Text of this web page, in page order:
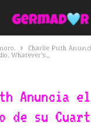
Charlie Puth
Whatever’s...
Anuncia el
de su